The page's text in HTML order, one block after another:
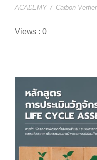
ACADEMY / Carbon Verfier
Views : 0